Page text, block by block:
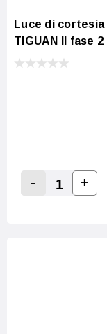
Luce di cortesia
TIGUAN II fase
Decrease
- +